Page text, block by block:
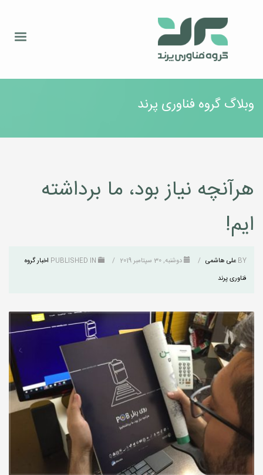
وبلاگ گروه فناوری پرند
هرآنچه نیاز بود، ما برداشته
ایم!
BY علی هاشمی / دوشنبه, 30 سپتامبر 2019 /
اخبار گروه
فناوری پرند